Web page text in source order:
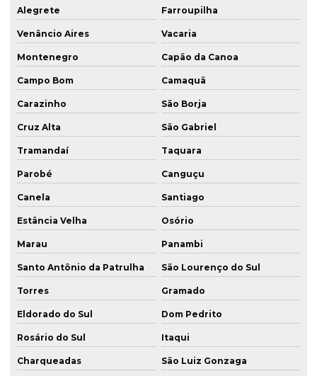
Estaca raiz em santa maria
Estacas cravadas
Estacas para fundações
Estacas para reforço de fundação
Execução de estaca escavada
Execução estaca hélice
Execução estaca hélice contínua
Execução de estaca raiz
Fundação acima de 40 metros sc
Fundação de estaca escavada
Fundação de estaca hélice
Fundação de estaca hélice contínua
Fundação estaca raiz
Alegrete Farroupilha
Venâncio Aires Vacaria
Montenegro Capão da Canoa
Campo Bom Camaquã
Carazinho São Borja
Cruz Alta São Gabriel
Tramandaí Taquara
Parobé Canguçu
Canela Santiago
Estância Velha Osório
Marau Panambi
Santo Antônio da Patrulha São Lourenço do Sul
Torres Gramado
Eldorado do Sul Dom Pedrito
Rosário do Sul Itaqui
Charqueadas São Luiz Gonzaga